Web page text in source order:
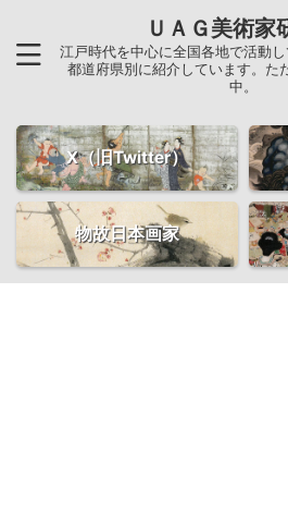
ＵＡＧ美術家
江戸時代を中心に全国各地で活動
都道府県別に紹介しています。た
中。
X（旧Twitter）
物故日本画家